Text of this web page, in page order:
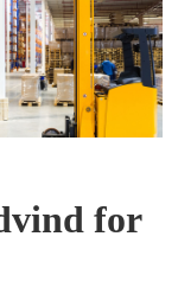
for